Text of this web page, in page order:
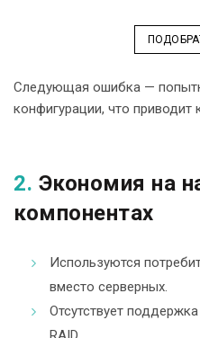
Следующая ошибка —
конфигурации, что приводит
2. Экономия на
компонентах
Используются
вместо серверных.
Отсутствует